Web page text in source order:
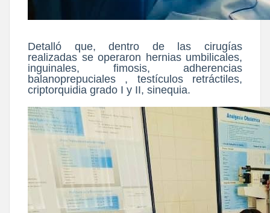
Detalló que, dentro de las cirugías
realizadas se operaron hernias umbilicales,
inguinales, fimosis, adherencias
balanoprepuciales , testículos retráctiles,
criptorquidia grado I y II, sinequia.